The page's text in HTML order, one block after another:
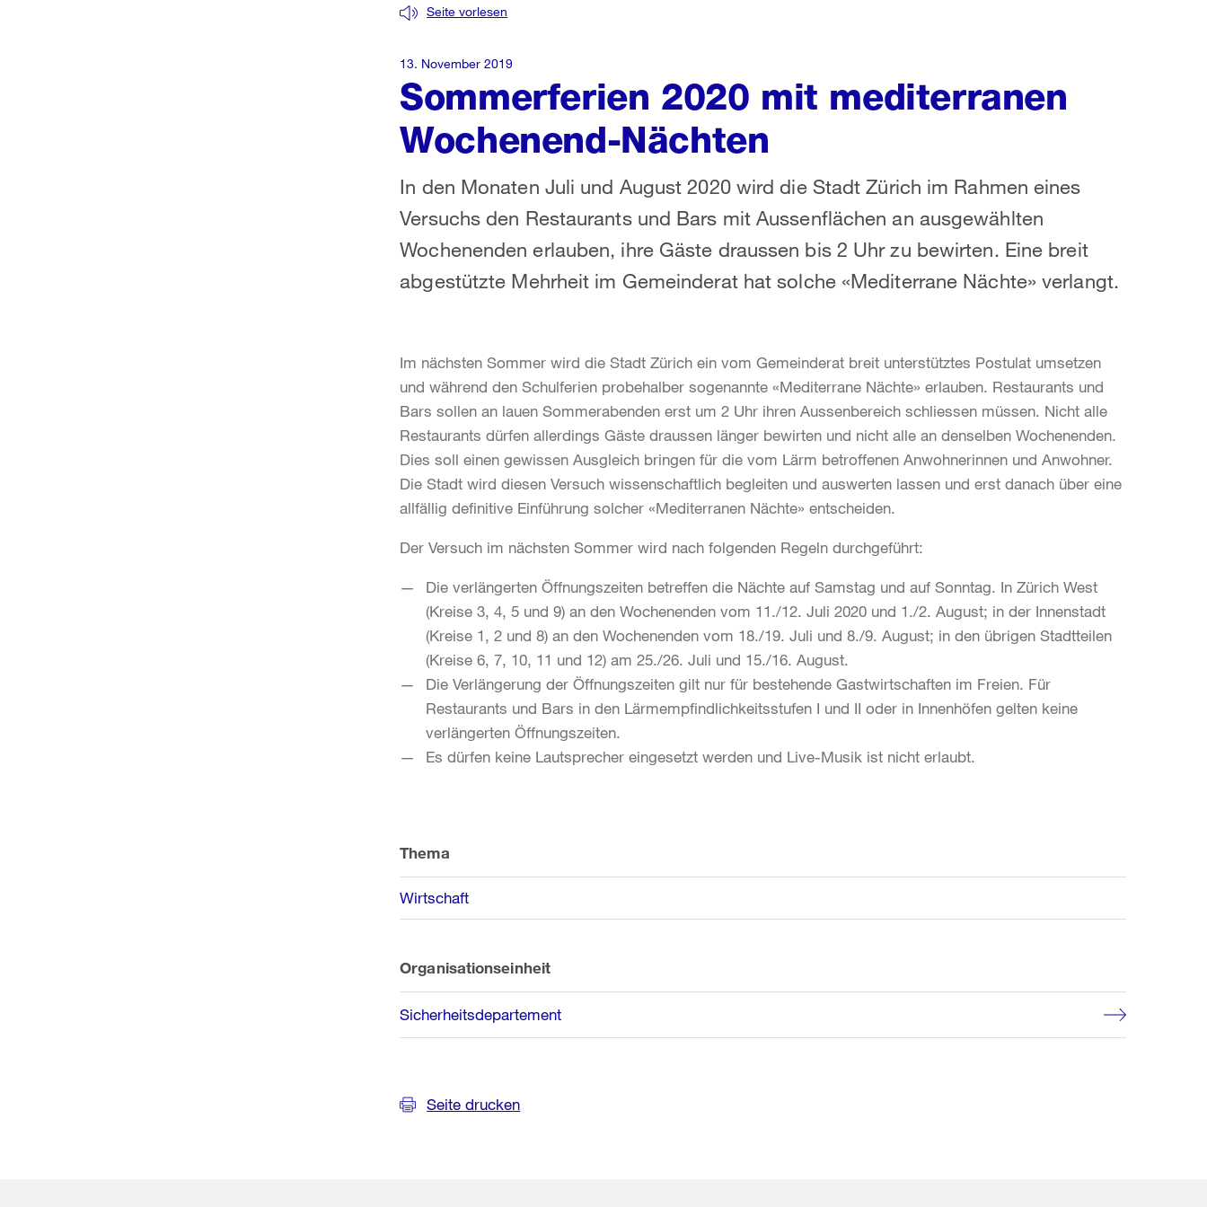
Sommerferien 2020 mit mediterranen
Wochenend-Nächten
Seite vorlesen
In den Monaten Juli und August 2020 wird die Stadt Zürich im Rahmen eines
Versuchs den Restaurants und Bars mit Aussenflächen an ausgewählten
Wochenenden erlauben, ihre Gäste draussen bis 2 Uhr zu bewirten. Eine breit
abgestützte Mehrheit im Gemeinderat hat solche «Mediterrane Nächte» verlangt.
13. November 2019
Im nächsten Sommer wird die Stadt Zürich ein vom Gemeinderat breit unterstütztes Postulat umsetzen
und während den Schulferien probehalber sogenannte «Mediterrane Nächte» erlauben. Restaurants und
Bars sollen an lauen Sommerabenden erst um 2 Uhr ihren Aussenbereich schliessen müssen. Nicht alle
Restaurants dürfen allerdings Gäste draussen länger bewirten und nicht alle an denselben Wochenenden.
Dies soll einen gewissen Ausgleich bringen für die vom Lärm betroffenen Anwohnerinnen und Anwohner.
Die Stadt wird diesen Versuch wissenschaftlich begleiten und auswerten lassen und erst danach über eine
allfällig definitive Einführung solcher «Mediterranen Nächte» entscheiden.
Der Versuch im nächsten Sommer wird nach folgenden Regeln durchgeführt:
Die verlängerten Öffnungszeiten betreffen die Nächte auf Samstag und auf Sonntag. In Zürich West
(Kreise 3, 4, 5 und 9) an den Wochenenden vom 11./12. Juli 2020 und 1./2. August; in der Innenstadt
(Kreise 1, 2 und 8) an den Wochenenden vom 18./19. Juli und 8./9. August; in den übrigen Stadtteilen
(Kreise 6, 7, 10, 11 und 12) am 25./26. Juli und 15./16. August.
Die Verlängerung der Öffnungszeiten gilt nur für bestehende Gastwirtschaften im Freien. Für
Restaurants und Bars in den Lärmempfindlichkeitsstufen I und II oder in Innenhöfen gelten keine
verlängerten Öffnungszeiten.
Es dürfen keine Lautsprecher eingesetzt werden und Live-Musik ist nicht erlaubt.
Informationen
Thema
Wirtschaft
Organisationseinheit
Sicherheitsdepartement
Seite drucken